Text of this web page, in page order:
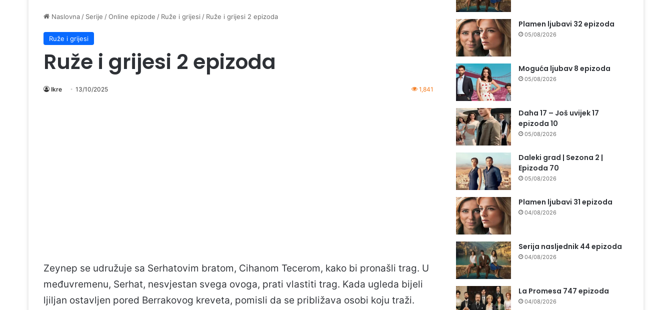
Naslovna / Serije /Online epizode / Ruže i grijesi / Ruže i grijesi 2 epizoda
Ruže i grijesi
Ruže i grijesi 2 epizoda
Ikre 13/10/2025 1,841
Zeynep se udružuje sa Serhatovim bratom, Cihanom Tecerom, kako bi pronašli trag. U
međuvremenu, Serhat, nesvjestan svega ovoga, prati vlastiti trag. Kada ugleda bijeli
ljiljan ostavljen pored Berrakovog kreveta, pomisli da se približava osobi koju traži.
Plamen ljubavi 32 epizoda
05/08/2026
Moguća ljubav 8 epizoda
05/08/2026
Daha 17 – Još uvijek 17
epizoda 10
05/08/2026
Daleki grad | Sezona 2 |
Epizoda 70
05/08/2026
Plamen ljubavi 31 epizoda
04/08/2026
Serija nasljednik 44 epizoda
04/08/2026
La Promesa 747 epizoda
04/08/2026